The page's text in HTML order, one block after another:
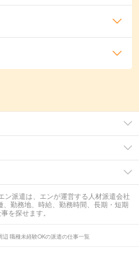
派遣は、エンが運営する人材派遣会社
勤務地、時給、勤務時間、長期・短期
を探せます。
辺 職種未経験OKの派遣の仕事一覧